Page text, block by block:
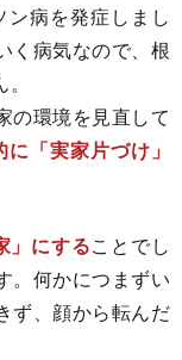
病を発症しまし
く病気なので、根
の環境を見直して
「実家片づけ」
」にすることでし
。何かにつまずい
ず、顔から転んだ